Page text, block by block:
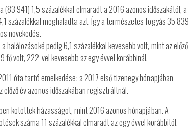
941) 1,5 százalékkal elmaradt a 2016 azonos időszakától, a
százalékkal meghaladta azt. Így a természetes fogyás 35 839
növekedés.
pedig 6,1 százalékkal kevesebb volt, mint az előző
volt, 222-vel kevesebb az egy évvel korábbinál.
óta tartó emelkedése: a 2017 első tizenegy hónapjában
év azonos időszakában regisztráltnál.
kötöttek házasságot, mint 2016 azonos hónapjában. A
száma 11 százalékkal elmaradt az egy évvel korábbitól.